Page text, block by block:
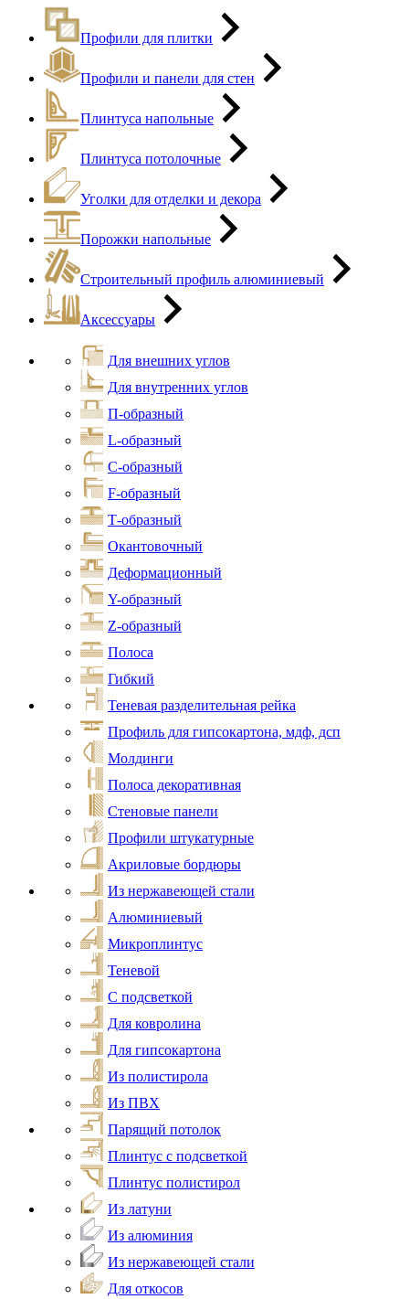
Профили для плитки
Профили и панели для стен
Плинтуса напольные
Плинтуса потолочные
Уголки для отделки и декора
Порожки напольные
Строительный профиль алюминиевый
Аксессуары
Для внешних углов
Для внутренних углов
П-образный
L-образный
С-образный
F-образный
Т-образный
Окантовочный
Деформационный
Y-образный
Z-образный
Полоса
Гибкий
Теневая разделительная рейка
Профиль для гипсокартона, мдф, дсп
Молдинги
Полоса декоративная
Стеновые панели
Профили штукатурные
Акриловые бордюры
Из нержавеющей стали
Алюминиевый
Микроплинтус
Теневой
С подсветкой
Для ковролина
Для гипсокартона
Из полистирола
Из ПВХ
Парящий потолок
Плинтус с подсветкой
Плинтус полистирол
Из латуни
Из алюминия
Из нержавеющей стали
Для откосов